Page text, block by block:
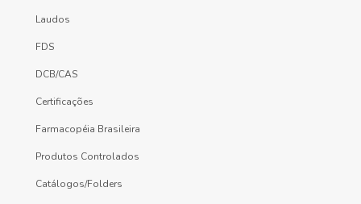
Laudos
FDS
DCB/CAS
Certificações
Farmacopéia Brasileira
Produtos Controlados
Catálogos/Folders